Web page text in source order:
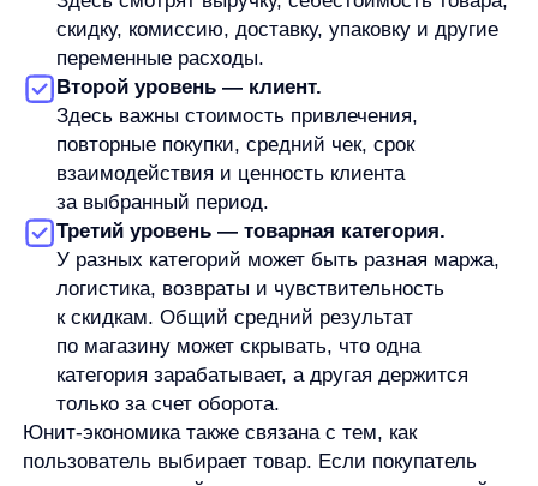
Вывод
Юнит-экономика помогает смотреть
на бизнес не только через общую выручку,
а через экономику конкретной единицы:
клиента, заказа, продажи, подписки, товара
или категории. Она показывает, сколько
приносит выбранный юнит, какие расходы
с ним связаны и какой результат остается
после них.
Чтобы расчет был полезным, нужно правильно
выбрать юнит, не смешивать разные типы
расходов, учитывать качество данных
и не превращать формулы в универсальные
правила. Число само по себе не дает ответа на все
вопросы. Его нужно читать в контексте бизнес-
модели, периода, канала, повторных покупок